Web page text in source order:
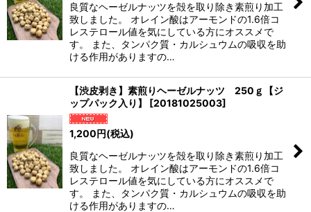
良質なヘーゼルナッツを殻を取り除き素煎り加工
致しました。 オレイン酸はアーモンドの1.6倍コ
レステロール値を気にしている方にオススメで
す。 また、タンパク質・カルシュウムの吸収を助
ける作用がありますの…
【渋皮剥き】素煎りヘーゼルナッツ 250ｇ【ジ
ップパック入り】
[20181025003]
1,200円(税込)
良質なヘーゼルナッツを殻を取り除き素煎り加工
致しました。 オレイン酸はアーモンドの1.6倍コ
レステロール値を気にしている方にオススメで
す。 また、タンパク質・カルシュウムの吸収を助
ける作用がありますの…